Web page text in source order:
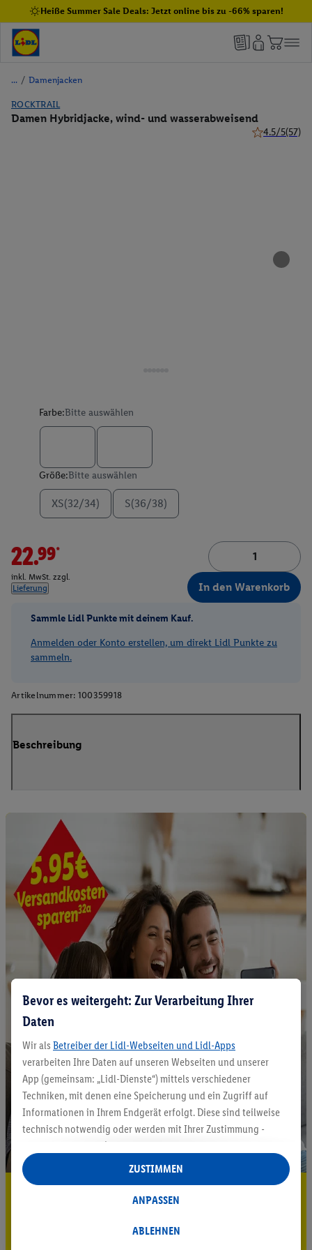
Heiße Summer Sale Deals: Jetzt online bis zu -66% sparen!
/ Damenjacken
ROCKTRAIL
Damen Hybridjacke, wind- und wasserabweisend
4.5/5(57)
Farbe:Bitte auswählen
Größe:Bitte auswählen
XS(32/34) S(36/38)
22.99*
inkl. MwSt. zzgl.
Lieferung
In den Warenkorb
Sammle Lidl Punkte mit deinem Kauf.
Anmelden oder Konto erstellen, um direkt Lidl Punkte zu
sammeln.
Artikelnummer: 100359918
Beschreibung
5.95 € Versand sparen³²ᵃ
Bevor es weitergeht: Zur Verarbeitung Ihrer
Daten
Wir als Betreiber der Lidl-Webseiten und Lidl-Apps
verarbeiten Ihre Daten auf unseren Webseiten und unserer
App (gemeinsam: „Lidl-Dienste“) mittels verschiedener
Techniken, mit denen eine Speicherung und ein Zugriff auf
Informationen in Ihrem Endgerät erfolgt. Diese sind teilweise
technisch notwendig oder werden mit Ihrer Zustimmung -
auch durch Partner (u.a.
Verantwortliche; im Zusammenhang mit dem IAB TCF
insgesamt
Statistik-Erstellung oder für personalisierte Werbung
Datenverarbeitungen für personalisierte Werbung werden
ABLEHNEN
ANPASSEN
ZUSTIMMEN